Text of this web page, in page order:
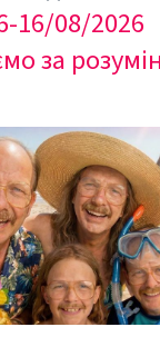
ОБЛАДНАННЯ
16/08/2026
за